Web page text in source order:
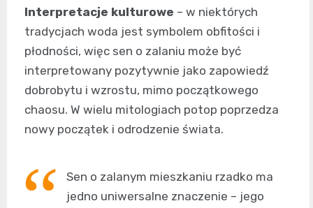
Interpretacje kulturowe – w niektórych
tradycjach woda jest symbolem obfitości i
płodności, więc sen o zalaniu może być
interpretowany pozytywnie jako zapowiedź
dobrobytu i wzrostu, mimo początkowego
chaosu. W wielu mitologiach potop poprzedza
nowy początek i odrodzenie świata.
Sen o zalanym mieszkaniu rzadko ma
jedno uniwersalne znaczenie – jego